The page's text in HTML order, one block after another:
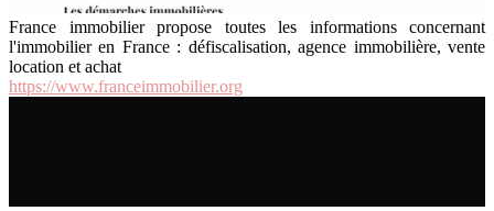
France immobilier propose toutes les informations concernant
l'immobilier en France : défiscalisation, agence immobilière, vente
location et achat
https://www.franceimmobilier.org